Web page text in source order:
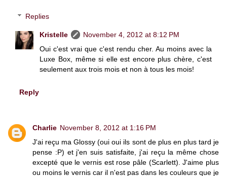
Replies
Kristelle
November 4, 2012 at 8:12 PM
Oui c'est vrai que c'est rendu cher. Au moins avec la
Luxe Box, même si elle est encore plus chère, c'est
seulement aux trois mois et non à tous les mois!
Reply
Charlie November 8, 2012 at 1:16 PM
J'ai reçu ma Glossy (oui oui ils sont de plus en plus tard je
pense :P) et j'en suis satisfaite, j'ai reçu la même chose
excepté que le vernis est rose pâle (Scarlett). J'aime plus
ou moins le vernis car il n'est pas dans les couleurs que je